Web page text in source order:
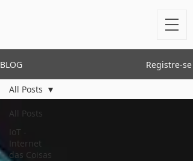
BLOG Registre-se
All Posts
IoT -
Internet
das Coisas
All Posts